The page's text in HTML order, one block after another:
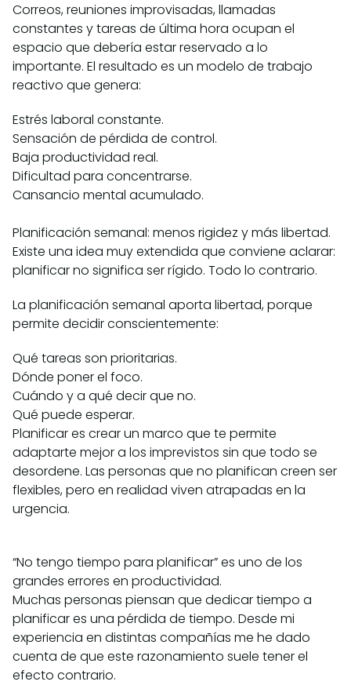
Correos, reuniones improvisadas, llamadas
constantes y tareas de última hora ocupan el
espacio que debería estar reservado a lo
importante. El resultado es un modelo de trabajo
reactivo que genera:
Estrés laboral constante.
Sensación de pérdida de control.
Baja productividad real.
Dificultad para concentrarse.
Cansancio mental acumulado.
Planificación semanal: menos rigidez y más libertad.
Existe una idea muy extendida que conviene aclarar:
planificar no significa ser rígido. Todo lo contrario.
La planificación semanal aporta libertad, porque
permite decidir conscientemente:
Qué tareas son prioritarias.
Dónde poner el foco.
Cuándo y a qué decir que no.
Qué puede esperar.
Planificar es crear un marco que te permite
adaptarte mejor a los imprevistos sin que todo se
desordene. Las personas que no planifican creen ser
flexibles, pero en realidad viven atrapadas en la
urgencia.
“No tengo tiempo para planificar” es uno de los
grandes errores en productividad.
Muchas personas piensan que dedicar tiempo a
planificar es una pérdida de tiempo. Desde mi
experiencia en distintas compañías me he dado
cuenta de que este razonamiento suele tener el
efecto contrario.